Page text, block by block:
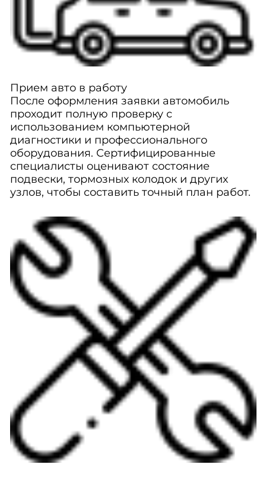
Прием авто в работу
После оформления заявки автомобиль
проходит полную проверку с
использованием компьютерной
диагностики и профессионального
оборудования. Сертифицированные
специалисты оценивают состояние
подвески, тормозных колодок и других
узлов, чтобы составить точный план работ.